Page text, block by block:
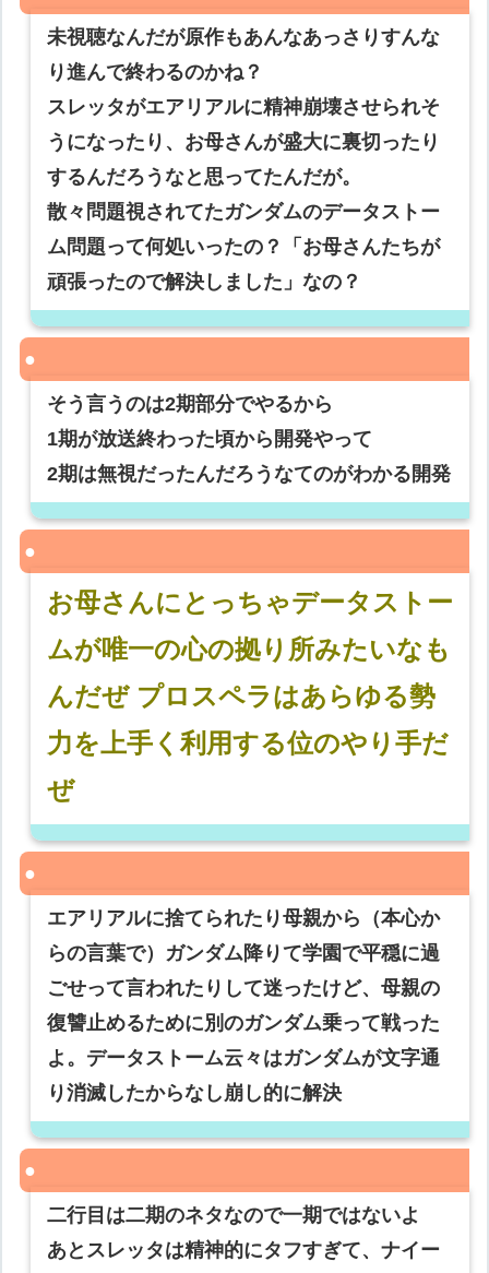
未視聴なんだが原作もあんなあっさりすんな
り進んで終わるのかね？
スレッタがエアリアルに精神崩壊させられそ
うになったり、お母さんが盛大に裏切ったり
するんだろうなと思ってたんだが。
散々問題視されてたガンダムのデータストー
ム問題って何処いったの？「お母さんたちが
頑張ったので解決しました」なの？
そう言うのは2期部分でやるから
1期が放送終わった頃から開発やって
2期は無視だったんだろうなてのがわかる開発
お母さんにとっちゃデータストー
ムが唯一の心の拠り所みたいなも
んだぜ プロスペラはあらゆる勢
力を上手く利用する位のやり手だ
ぜ
エアリアルに捨てられたり母親から（本心か
らの言葉で）ガンダム降りて学園で平穏に過
ごせって言われたりして迷ったけど、母親の
復讐止めるために別のガンダム乗って戦った
よ。データストーム云々はガンダムが文字通
り消滅したからなし崩し的に解決
二行目は二期のネタなので一期ではないよ
あとスレッタは精神的にタフすぎて、ナイー